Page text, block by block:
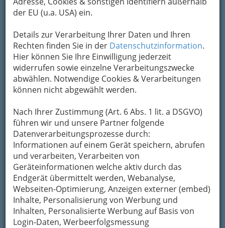
der EU (u.a. USA) ein.
Details zur Verarbeitung Ihrer Daten und Ihren
Rechten finden Sie in der Datenschutzinformation.
Hier können Sie Ihre Einwilligung jederzeit
widerrufen sowie einzelne Verarbeitungszwecke
abwählen. Notwendige Cookies & Verarbeitungen
können nicht abgewählt werden.
Nach Ihrer Zustimmung (Art. 6 Abs. 1 lit. a DSGVO)
führen wir und unsere Partner folgende
Datenverarbeitungsprozesse durch:
Informationen auf einem Gerät speichern, abrufen
und verarbeiten, Verarbeiten von
Geräteinformationen welche aktiv durch das
Endgerät übermittelt werden, Webanalyse,
Webseiten-Optimierung, Anzeigen externer (embed)
Inhalte, Personalisierung von Werbung und
Inhalten, Personalisierte Werbung auf Basis von
Login-Daten, Werbeerfolgsmessung
Absenden umgehend per Mail an das
Unternehmen StudentJob.at weitergeleitet.
Mein Name
Meine Email Adresse
Mein Betreff
Meine Nachricht